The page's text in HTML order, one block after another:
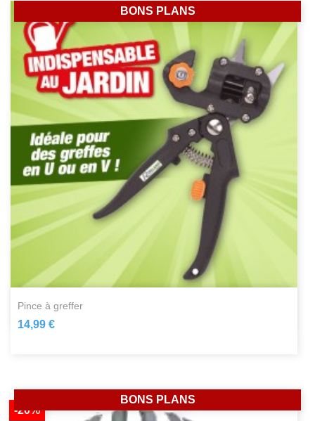
pince à greffer
14,99 €
BONS PLANS
-20%
BONS PLANS